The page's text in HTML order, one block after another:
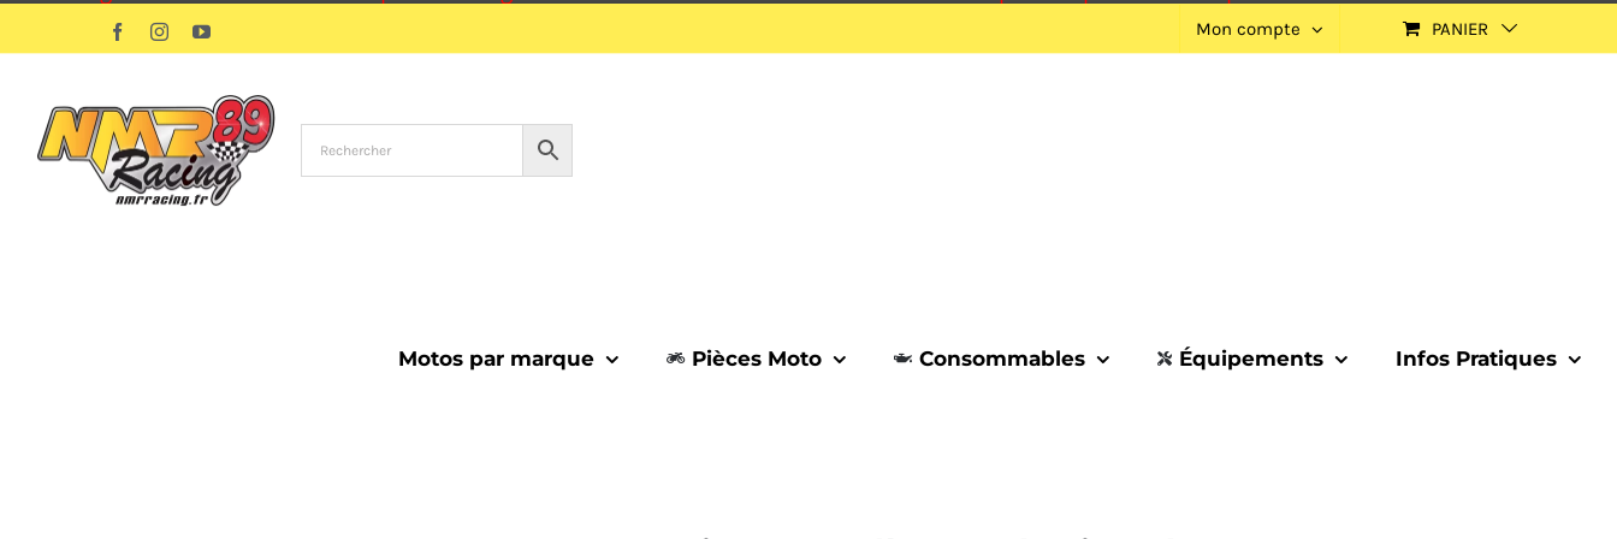
1 septembre.
au
FacebookInstagramYouTube Mon compte PANIER
Motos par marque Pièces Moto Consommables Équipements Infos Pratiques